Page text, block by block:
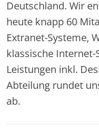
Deutschland. Wir
heute knapp 60
Extranet-Systeme,
klassische
Leistungen inkl.
Abteilung rundet
ab.